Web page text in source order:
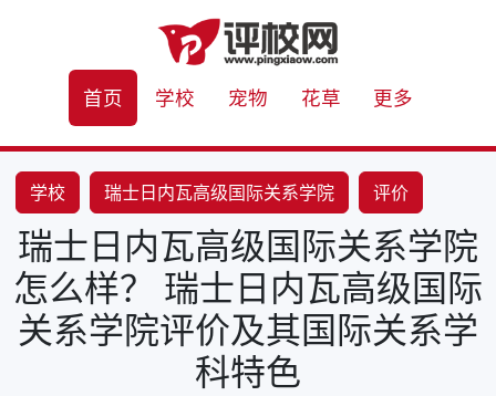
首页 学校 宠物 花草 更多
学校 瑞士日内瓦高级国际关系学院
评价
国际关系
瑞士日内瓦高级国际关系学院
怎么样？ 瑞士日内瓦高级国际
关系学院评价及其国际关系学
科特色